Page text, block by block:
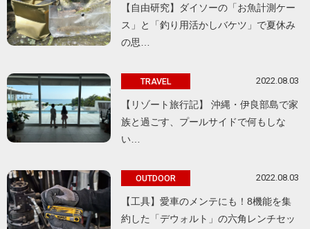
【自由研究】ダイソーの「お魚計測ケー
ス」と「釣り用活かしバケツ」で夏休み
の思…
TRAVEL 2022.08.03
【リゾート旅行記】 沖縄・伊良部島で家
族と過ごす、プールサイドで何もしな
い…
OUTDOOR 2022.08.03
【工具】愛車のメンテにも！8機能を集
約した「デウォルト」の六角レンチセッ